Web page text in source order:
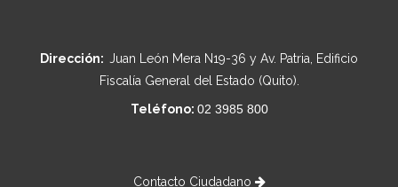
Dirección: Juan León Mera N19-36 y Av. Patria, Edificio
Fiscalía General del Estado (Quito).
Teléfono: 02 3985 800
Contacto Ciudadano